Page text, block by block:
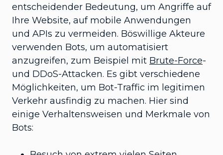
entscheidender Bedeutung, um Angriffe auf
Ihre Website, auf mobile Anwendungen
und APIs zu vermeiden. Böswillige Akteure
verwenden Bots, um automatisiert
anzugreifen, zum Beispiel mit Brute-Force-
und DDoS-Attacken. Es gibt verschiedene
Möglichkeiten, um Bot-Traffic im legitimen
Verkehr ausfindig zu machen. Hier sind
einige Verhaltensweisen und Merkmale von
Bots: